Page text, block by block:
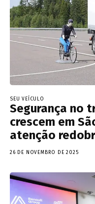
SEU VEÍCULO
Segurança no
crescem em
atenção
26 DE NOVEMBRO DE 2025